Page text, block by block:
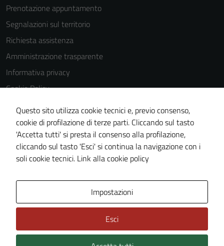
Prenotazione appuntamento
Segnalazioni sul territorio
Richiesta assistenza
Amministrazione trasparente
Informativa privacy
Cookie Policy
Note legali
Dichiarazione di accessibilità
Piano di miglioramento del sito
Statistiche sito web
Questo sito utilizza cookie tecnici e, previo consenso,
cookie di profilazione di terze parti. Cliccando sul tasto
'Accetta tutti' si presta il consenso alla profilazione,
cliccando sul tasto 'Esci' si continua la navigazione con i
soli cookie tecnici. Link alla cookie policy
Impostazioni
Esci